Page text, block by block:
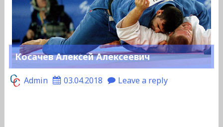
Косачев Алексей Алексеевич
Admin 03.04.2018 Leave a reply